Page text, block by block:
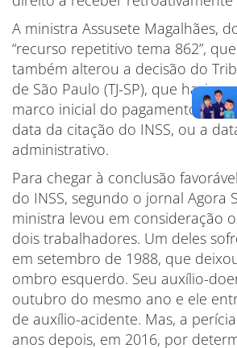
A ministra Assusete Magalhães,
“recurso repetitivo tema 862”,
também alterou a decisão do
de São Paulo (TJ-SP), que havia
marco inicial do pagamento do
data da citação do INSS, ou a
administrativo.
Para chegar à conclusão
do INSS, segundo o jornal Agora
ministra levou em consideração
dois trabalhadores. Um deles
em setembro de 1988, que
ombro esquerdo. Seu auxílio-
outubro do mesmo ano e ele
de auxílio-acidente. Mas, a
anos depois, em 2016, por